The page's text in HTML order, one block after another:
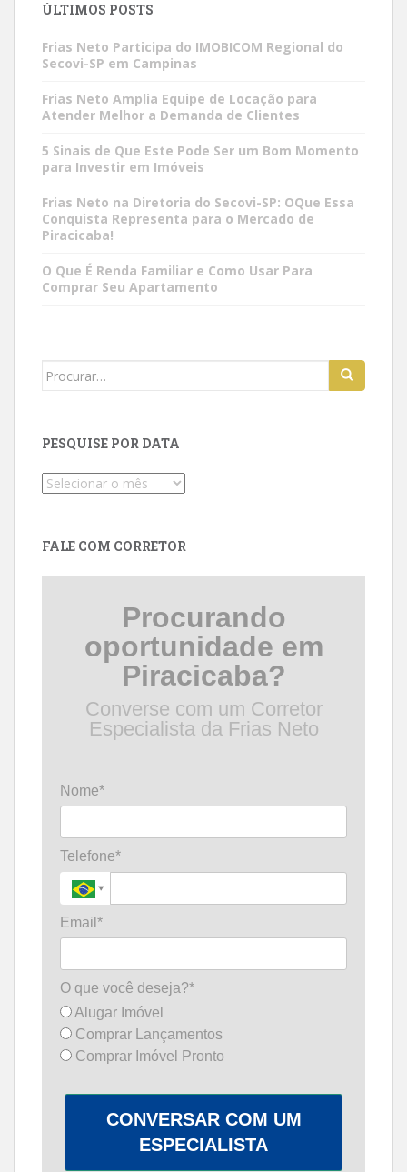
ÚLTIMOS POSTS
Frias Neto Participa do IMOBICOM Regional do
Secovi-SP em Campinas
Frias Neto Amplia Equipe de Locação para
Atender Melhor a Demanda de Clientes
5 Sinais de Que Este Pode Ser um Bom Momento
para Investir em Imóveis
Frias Neto na Diretoria do Secovi-SP: OQue Essa
Conquista Representa para o Mercado de
Piracicaba!
O Que É Renda Familiar e Como Usar Para
Comprar Seu Apartamento
Search
PESQUISE POR DATA
Pesquise
FALE COM CORRETOR
Procurando
oportunidade em
Piracicaba?
Converse com um Corretor
Especialista da Frias Neto
Nome*
Telefone*
Email*
O que você deseja?*
Alugar Imóvel
Comprar Lançamentos
Comprar Imóvel Pronto
CONVERSAR COM UM
ESPECIALISTA